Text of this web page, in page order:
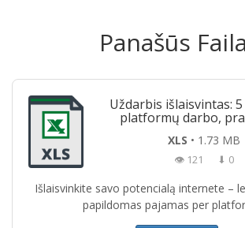
Panašūs
Uždarbis išlaisvintas:
platformų darbo,
XLS • 1.73 MB
👁 121 ⬇ 0
Išlaisvinkite savo potencialą internete –
papildomas pajamas per